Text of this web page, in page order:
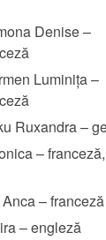
Denise –
Luminița –
Ruxandra –
–
– franceză
– engleză